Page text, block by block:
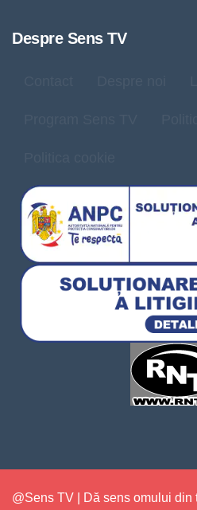
Despre Sens TV
@Sens TV | Dă sens omului din